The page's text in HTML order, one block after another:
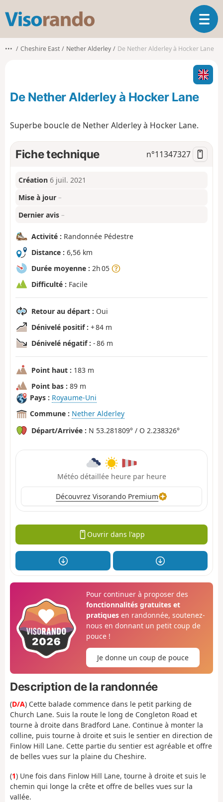
s
o
o
O
u
i
r
l
i
g
a
••• Cheshire East Nether Alderley De Nether Alderley à Hocker Lane
De Nether Alderley à Hocker Lane
Superbe boucle de Nether Alderley à Hocker Lane.
Fiche technique n°11347327
Création 6 juil. 2021
Mise à jour –
Dernier avis –
Activité : Randonnée Pédestre
Distance : 6,56 km
Durée moyenne : 2h 05
Difficulté : Facile
Retour au départ : Oui
Dénivelé positif : + 84 m
Dénivelé négatif : - 86 m
Point haut : 183 m
Point bas : 89 m
Pays : Royaume-Uni
Commune : Nether Alderley
Départ/Arrivée : N 53.281809° / O 2.238326°
Météo détaillée heure par heure
Découvrez Visorando Premium
Ouvrir dans l'app
Pour continuer à proposer des
fonctionnalités gratuites et
pratiquesen randonnée, soutenez-
nous en donnant un petit coup de
pouce !
Je donne un coup de pouce
Description de la randonnée
(D/A) Cette balade commence dans le petit parking de
Church Lane. Suis la route le long de Congleton Road et
tourne à droite dans Bradford Lane. Continue à monter la
colline, puis tourne à droite et suis le sentier en direction de
Finlow Hill Lane. Cette partie du sentier est agréable et offre
de belles vues sur la plaine du Cheshire.
(1) Une fois dans Finlow Hill Lane, tourne à droite et suis le
chemin qui longe la crête et offre de belles vues sur la
vallée.